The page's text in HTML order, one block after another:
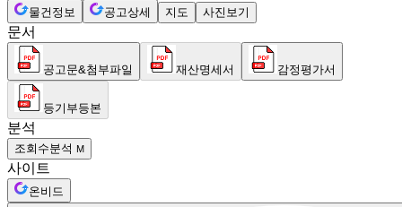
물건정보 공고상세 지도 사진보기
문서
공고문&첨부파일 재산명세서 감정평가서
등기부등본
분석
조회수분석 M
사이트
온비드